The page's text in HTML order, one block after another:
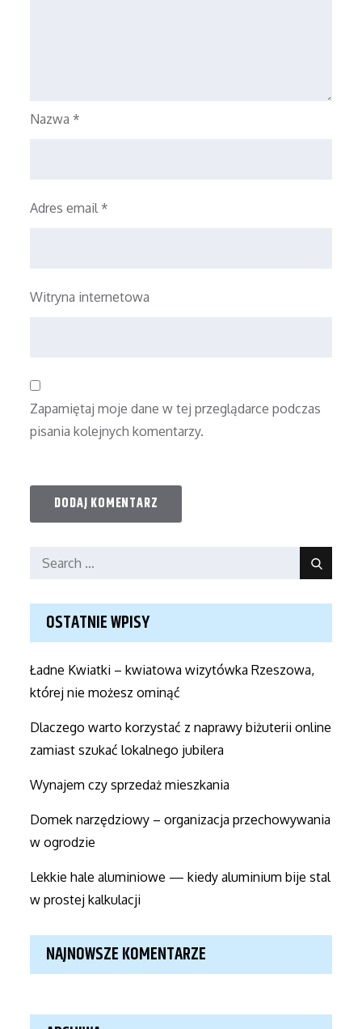
Nazwa *
Adres email *
Witryna internetowa
Zapamiętaj moje dane w tej przeglądarce podczas
pisania kolejnych komentarzy.
Search
Search
OSTATNIE WPISY
Ładne Kwiatki – kwiatowa wizytówka Rzeszowa,
której nie możesz ominąć
Dlaczego warto korzystać z naprawy biżuterii online
zamiast szukać lokalnego jubilera
Wynajem czy sprzedaż mieszkania
Domek narzędziowy – organizacja przechowywania
w ogrodzie
Lekkie hale aluminiowe — kiedy aluminium bije stal
w prostej kalkulacji
NAJNOWSZE KOMENTARZE